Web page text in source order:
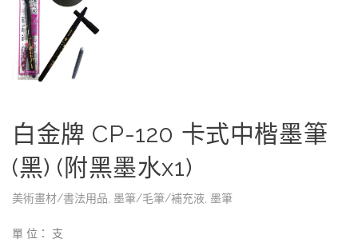
白金牌 CP-120 卡式中楷墨筆
(黑) (附黑墨水x1)
美術畫材/書法用品 墨筆/毛筆/補充液 墨筆
單 位： 支